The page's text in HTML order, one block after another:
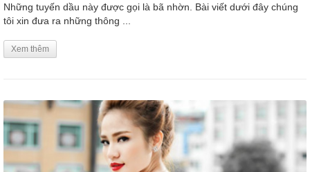
Những tuyến dầu này được gọi là bã nhờn. Bài viết dưới đây chúng
tôi xin đưa ra những thông ...
Xem thêm